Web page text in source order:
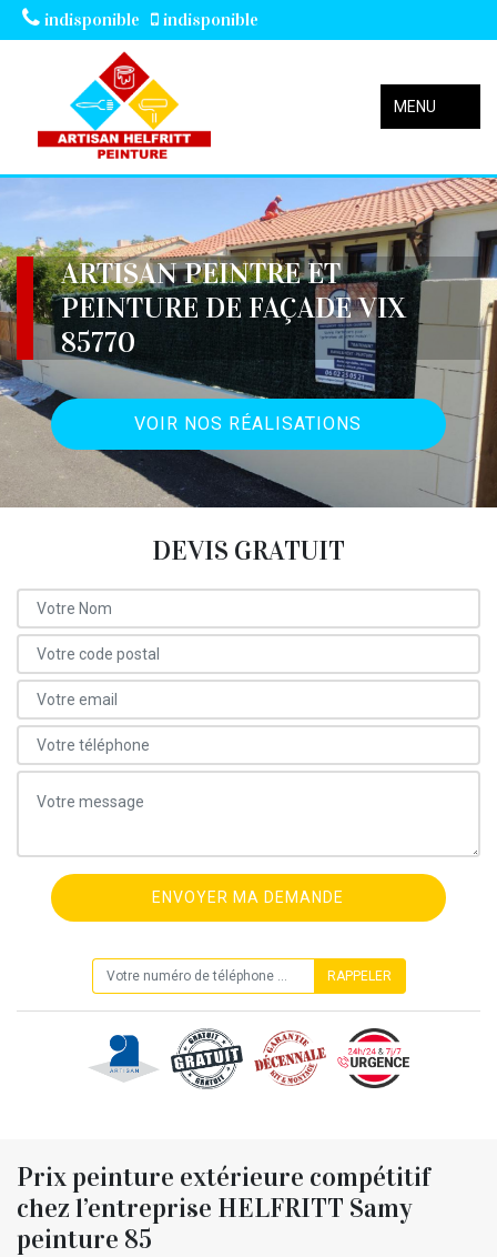
indisponible indisponible
MENU
ARTISAN PEINTRE ET
PEINTURE DE FAÇADE VIX
85770
VOIR NOS RÉALISATIONS
DEVIS GRATUIT
Prix peinture extérieure compétitif
chez l’entreprise HELFRITT Samy
peinture 85